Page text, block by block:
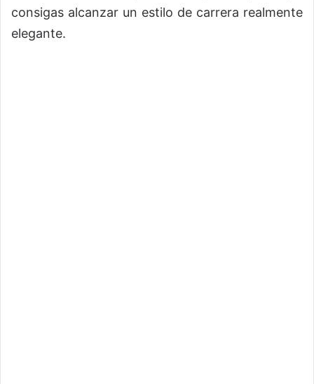
consigas alcanzar un estilo de carrera realmente
elegante.